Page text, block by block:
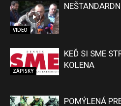
VIDEO
ZÁPISKY
KEĎ SI SME
KOLENA
POMÝLENÁ